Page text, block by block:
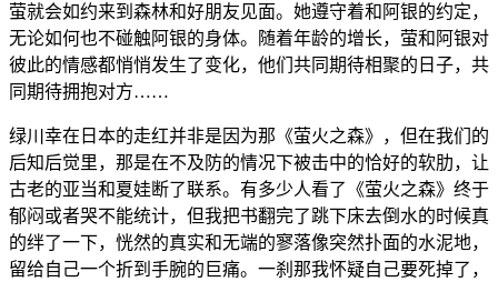
萤就会如约来到森林和好朋友见面。她遵守着和阿银的约定，
无论如何也不碰触阿银的身体。随着年龄的增长，萤和阿银对
彼此的情感都悄悄发生了变化，他们共同期待相聚的日子，共
同期待拥抱对方……
绿川幸在日本的走红并非是因为那《萤火之森》，但在我们的
后知后觉里，那是在不及防的情况下被击中的恰好的软肋，让
古老的亚当和夏娃断了联系。有多少人看了《萤火之森》终于
郁闷或者哭不能统计，但我把书翻完了跳下床去倒水的时候真
的绊了一下，恍然的真实和无端的寥落像突然扑面的水泥地，
留给自己一个折到手腕的巨痛。一刹那我怀疑自己要死掉了，